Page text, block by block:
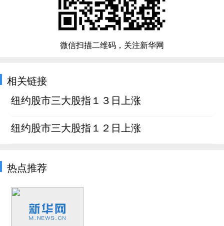
微信扫描二维码，关注新华网
相关链接
纽约股市三大股指１３日上涨
纽约股市三大股指１２日上涨
热点推荐